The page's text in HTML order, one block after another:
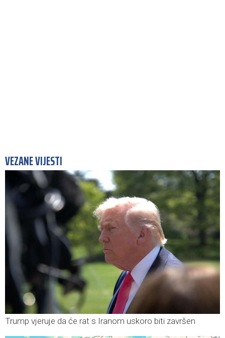
VEZANE VIJESTI
Trump vjeruje da će rat s Iranom uskoro biti završen